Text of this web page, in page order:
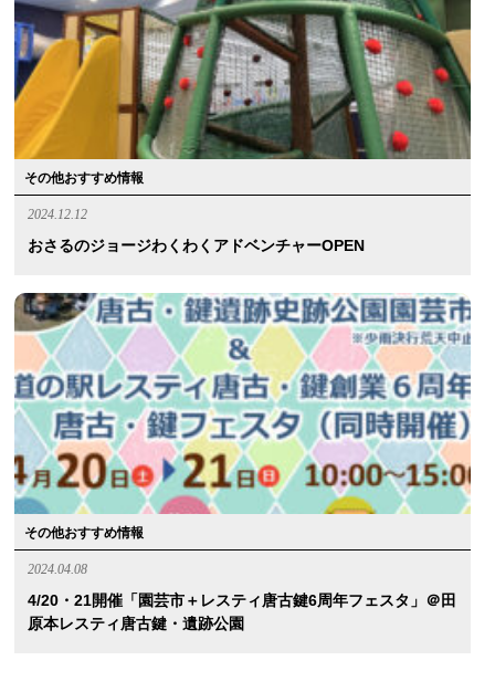
その他おすすめ情報
2024.12.12
おさるのジョージわくわくアドベンチャーOPEN
その他おすすめ情報
2024.04.08
4/20・21開催「園芸市＋レスティ唐古鍵6周年フェスタ」＠田
原本レスティ唐古鍵・遺跡公園